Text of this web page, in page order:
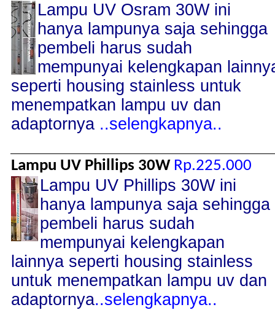
Lampu UV Osram 30W ini
hanya lampunya saja sehingga
pembeli harus sudah
mempunyai kelengkapan
seperti housing stainless untuk
menempatkan lampu uv dan
adaptornya ..selengkapnya..
Lampu UV Phillips 30W Rp.225.000
Lampu UV Phillips 30W ini
hanya lampunya saja sehingga
pembeli harus sudah
mempunyai kelengkapan
lainnya seperti housing stainless
untuk menempatkan lampu uv dan
adaptornya..selengkapnya..